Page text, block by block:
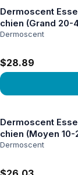
Dermoscent
chien (Grand 20-
Dermoscent
$28.89
Dermoscent
chien (Moyen 10-
Dermoscent